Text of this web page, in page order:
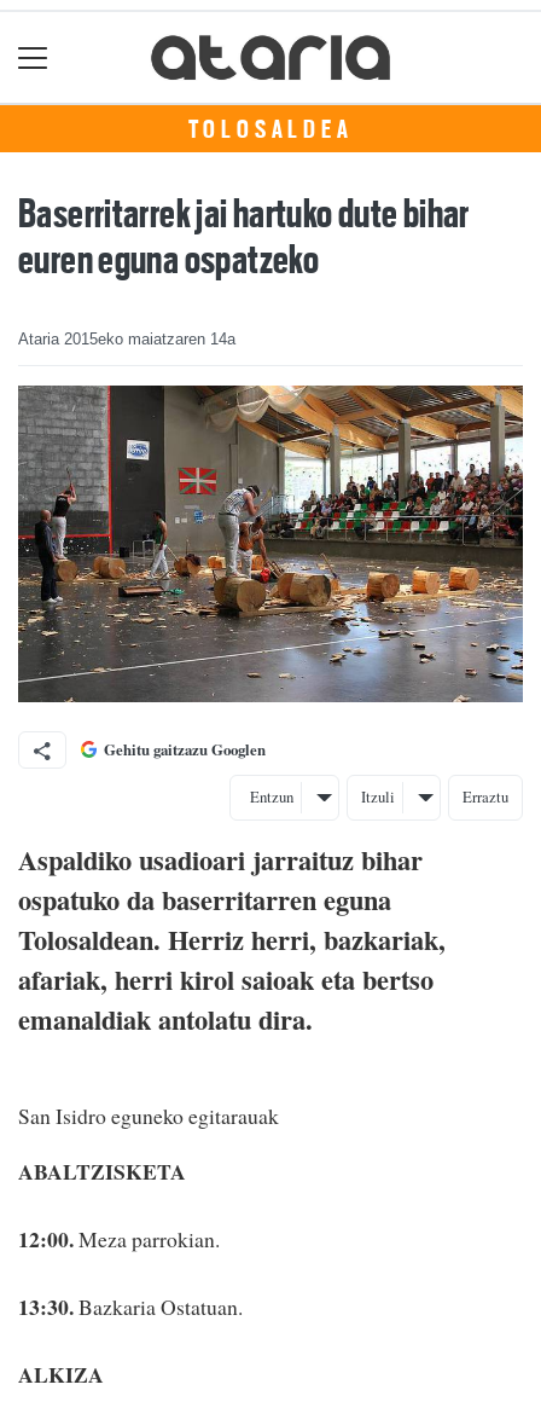
TOLOSALDEA
Baserritarrek jai hartuko dute bihar
euren eguna ospatzeko
Ataria 2015eko maiatzaren 14a
Gehitu gaitzazu Googlen
Entzun Itzuli Erraztu
Aspaldiko usadioari jarraituz bihar
ospatuko da baserritarren eguna
Tolosaldean. Herriz herri, bazkariak,
afariak, herri kirol saioak eta bertso
emanaldiak antolatu dira.
San Isidro eguneko egitarauak
ABALTZISKETA
12:00.Meza parrokian.
13:30.Bazkaria Ostatuan.
ALKIZA